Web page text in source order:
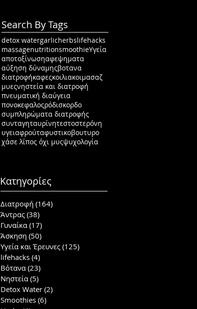
Search By Tags
detox watergarlicherbslifehacks
massagenutritionsmoothieΥγεία
αποτοξίνωσηαφεψηματα
αύξηση δύναμηςβοτανα
διατροφήκαφεςκοιλιακοιμασαζ
μυεςνηστεία και διατροφή
πνευματική διαύγεια
πονοκεφαλοςρόδισκορδο
συμπληρώματα διατροφής
συνταγηταυρίνητεστοστερόνη
υγειαφρούταφυστικοβουτυρο
χάσε λίπος όχι μυςψυχολογία
Κατηγορίες
Διατροφή (164)
Άντρας (38)
Γυναίκα (17)
Άσκηση (50)
Υγεία και Έρευνες (125)
lifehacks (4)
Βότανα (23)
Νηστεία (5)
Detox Water (2)
Smoothies (6)